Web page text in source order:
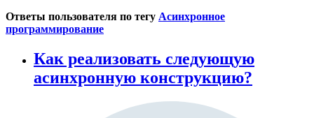
Ответы пользователя по тегу Асинхронное
программирование
Как реализовать следующую
асинхронную конструкцию?